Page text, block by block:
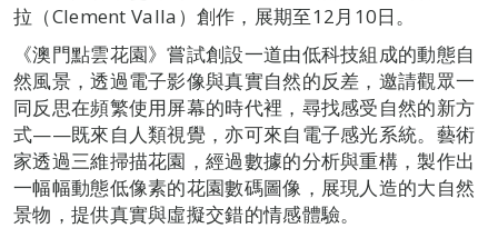
拉（Clement Valla）創作，展期至12月10日。
《澳門點雲花園》嘗試創設一道由低科技組成的動態自
然風景，透過電子影像與真實自然的反差，邀請觀眾一
同反思在頻繁使用屏幕的時代裡，尋找感受自然的新方
式——既來自人類視覺，亦可來自電子感光系統。藝術
家透過三維掃描花園，經過數據的分析與重構，製作出
一幅幅動態低像素的花園數碼圖像，展現人造的大自然
景物，提供真實與虛擬交錯的情感體驗。